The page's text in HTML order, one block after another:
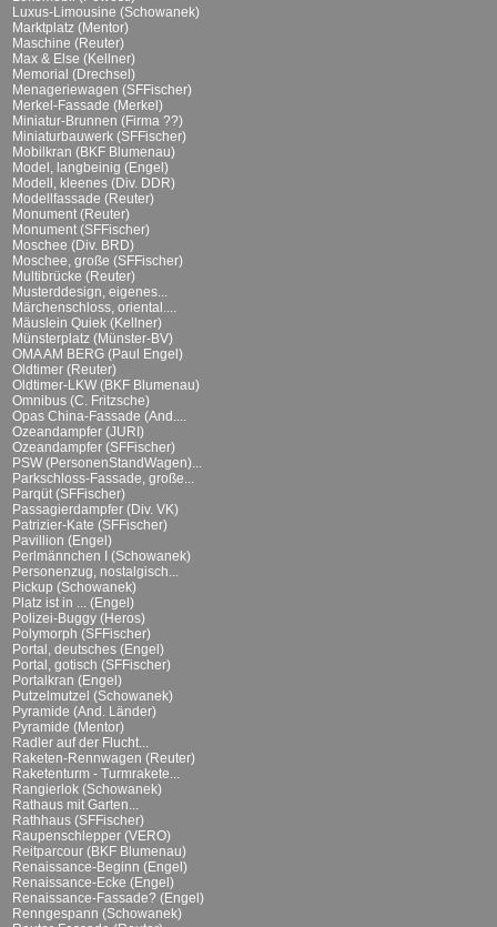
Luxus-Limousine (Schowanek)
Marktplatz (Mentor)
Maschine (Reuter)
Max & Else (Kellner)
Memorial (Drechsel)
Menageriewagen (SFFischer)
Merkel-Fassade (Merkel)
Miniatur-Brunnen (Firma ??)
Miniaturbauwerk (SFFischer)
Mobilkran (BKF Blumenau)
Model, langbeinig (Engel)
Modell, kleenes (Div. DDR)
Modellfassade (Reuter)
Monument (Reuter)
Monument (SFFischer)
Moschee (Div. BRD)
Moschee, große (SFFischer)
Multibrücke (Reuter)
Musterddesign, eigenes...
Märchenschloss, oriental....
Mäuslein Quiek (Kellner)
Münsterplatz (Münster-BV)
OMA AM BERG (Paul Engel)
Oldtimer (Reuter)
Oldtimer-LKW (BKF Blumenau)
Omnibus (C. Fritzsche)
Opas China-Fassade (And....
Ozeandampfer (JURI)
Ozeandampfer (SFFischer)
PSW (PersonenStandWagen)...
Parkschloss-Fassade, große...
Parqüt (SFFischer)
Passagierdampfer (Div. VK)
Patrizier-Kate (SFFischer)
Pavillion (Engel)
Perlmännchen I (Schowanek)
Personenzug, nostalgisch...
Pickup (Schowanek)
Platz ist in ... (Engel)
Polizei-Buggy (Heros)
Polymorph (SFFischer)
Portal, deutsches (Engel)
Portal, gotisch (SFFischer)
Portalkran (Engel)
Putzelmutzel (Schowanek)
Pyramide (And. Länder)
Pyramide (Mentor)
Radler auf der Flucht...
Raketen-Rennwagen (Reuter)
Raketenturm - Turmrakete...
Rangierlok (Schowanek)
Rathaus mit Garten...
Rathhaus (SFFischer)
Raupenschlepper (VERO)
Reitparcour (BKF Blumenau)
Renaissance-Beginn (Engel)
Renaissance-Ecke (Engel)
Renaissance-Fassade? (Engel)
Renngespann (Schowanek)